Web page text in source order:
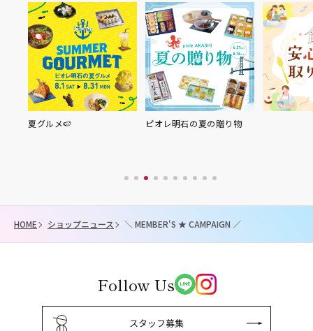
夏グルメ🍉 ピオレ明石の夏の贈り物
HOME ショップニュース ＼ MEMBER'S ★ CAMPAIGN ／
Follow Us
スタッフ募集